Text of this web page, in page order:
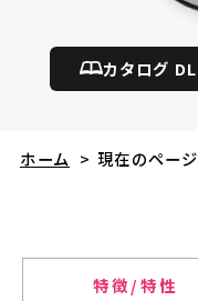
カタログ DL
ホーム > 現在のページ
特 徴 / 特 性